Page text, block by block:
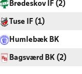
Brødeskov IF (2)
Tuse IF (1)
Humlebæk BK
Bagsværd BK (2)